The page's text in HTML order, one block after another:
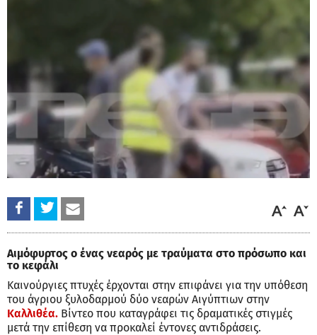
Αιμόφυρτος ο ένας νεαρός με τραύματα στο πρόσωπο και
το κεφάλι
Καινούργιες πτυχές έρχονται στην επιφάνει για την υπόθεση
του άγριου ξυλοδαρμού δύο νεαρών Αιγύπτιων στην
Καλλιθέα. Βίντεο που καταγράφει τις δραματικές στιγμές
μετά την επίθεση να προκαλεί έντονες αντιδράσεις.